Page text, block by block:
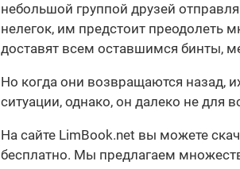
небольшой группой друзей
нелегок, им предстоит преодолеть
доставят всем оставшимся бинты,
Но когда они возвращаются назад,
ситуации, однако, он далеко не для
На сайте LimBook.net вы можете
бесплатно. Мы предлагаем